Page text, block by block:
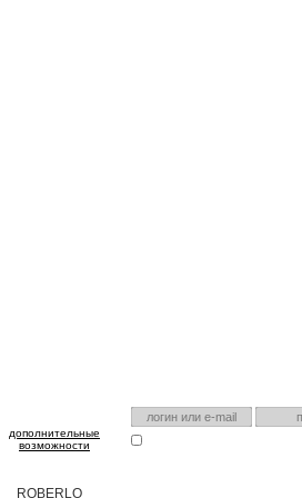
дополнительные
возможности
ROBERLO